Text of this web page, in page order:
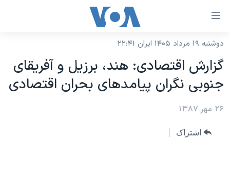
لینکهای
دسترسی
جهش
محتوای
اصلی
نسخه سبک وب‌سایت
موضوع ها
ایران
آمریکا
برنامه های تلویزیونی
جدول برنامه ها
دوشنبه ۱۹ مرداد ۱۴۰۵ ایران ۲۲:۴۱
گزارش اقتصادی: هند، برزیل و آفریقای
جنوبی نگران پیامدهای بحران اقتصادی
۲۶ مهر ۱۳۸۷
اشتراک